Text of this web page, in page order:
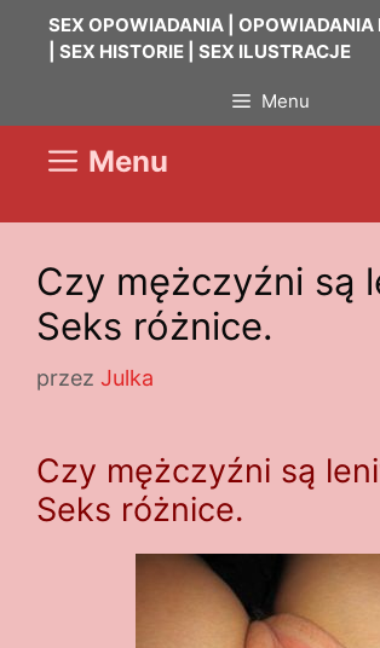
PrzejdźSEX OPOWIADANIA | OPOWIADANIA
| SEX HISTORIE | SEX ILUSTRACJE
Menu
Menu
Czy mężczyźni są
Seks różnice.
przez Julka
Czy mężczyźni są
Seks różnice.